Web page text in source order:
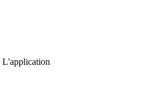
L'application